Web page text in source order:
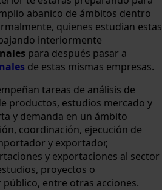
abanico de ámbitos dentro
quienes estudian estas
interiormente
para después pasar a
de estas mismas empresas.
tareas de análisis de
productos, estudios mercado y
y demanda en un ámbito
coordinación, ejecución de
y exportador,
y exportaciones al sector
proyectos o
entre otras acciones.